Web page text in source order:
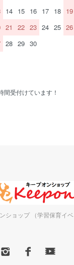
14 15 16 17 18 19
21 22 23 24 25 26
28 29 30
間受付けています！
ショップ （学習保育イベ